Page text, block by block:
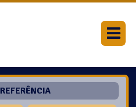
REFERÊNCIA